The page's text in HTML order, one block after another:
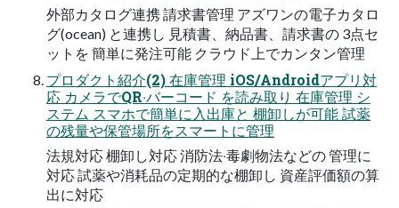
外部カタログ連携 請求書管理 アズワンの電⼦カタロ
グ(ocean) と連携し ⾒積書、納品書、請求書の 3点セ
ットを 簡単に発注可能 クラウド上でカンタン管理
プロダクト紹介(2) 在庫管理 iOS/Androidアプリ対
応 カメラでQR‧バーコード を読み取り 在庫管理 シ
ステム スマホで簡単に⼊出庫と 棚卸しが可能 試薬
の残量や保管場所をスマートに管理
法規対応 棚卸し対応 消防法‧毒劇物法などの 管理に
対応 試薬や消耗品の定期的な棚卸し 資産評価額の算
出に対応